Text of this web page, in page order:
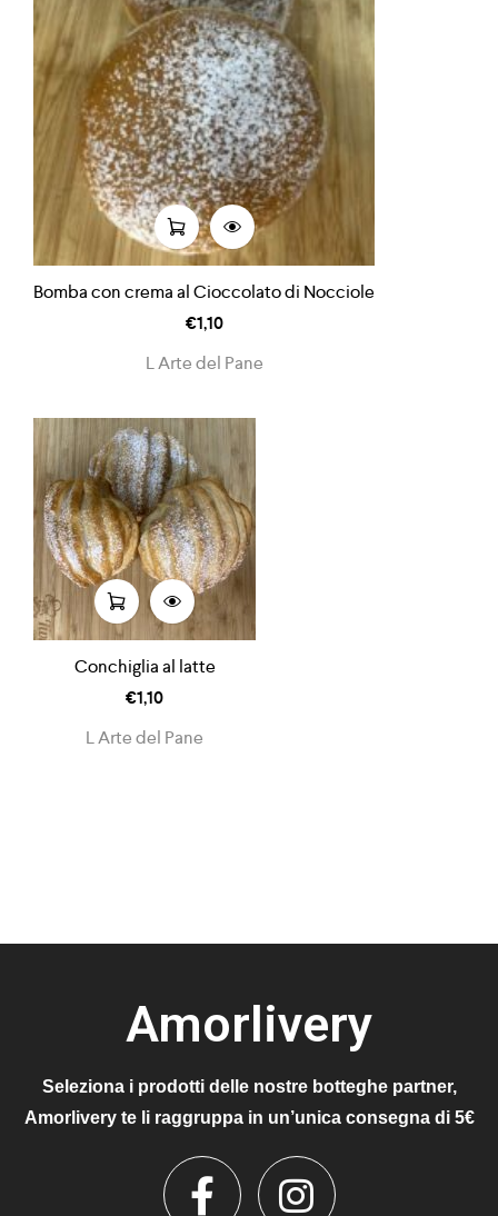
Bomba con crema al Cioccolato di Nocciole
€1,10
L Arte del Pane
Conchiglia al latte
€1,10
L Arte del Pane
Amorlivery
Seleziona i prodotti delle nostre botteghe partner,
Amorlivery te li raggruppa in un’unica consegna di 5€